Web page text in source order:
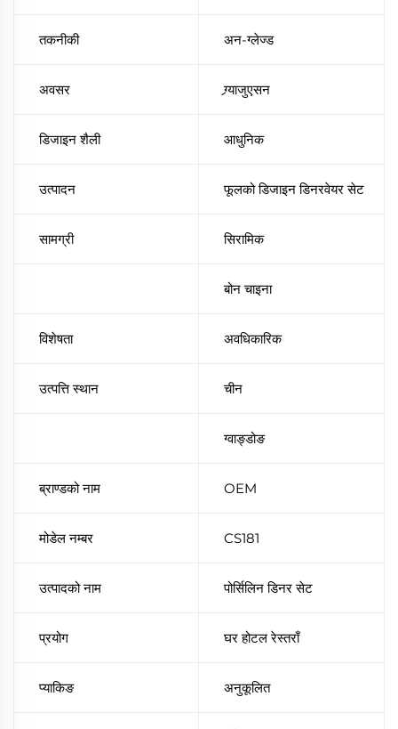
तकनीकी अन-ग्लेज्ड
अवसर ग्र्याजुएसन
डिजाइन शैली आधुनिक
उत्पादन फूलको डिजाइन डिनरवेयर सेट
सामग्री सिरामिक
बोन चाइना
विशेषता अवधिकारिक
उत्पत्ति स्थान चीन
ग्वाङ्डोङ
ब्राण्डको नाम OEM
मोडेल नम्बर CS181
उत्पादको नाम पोर्सिलिन डिनर सेट
प्रयोग घर होटल रेस्तराँ
प्याकिङ अनुकूलित